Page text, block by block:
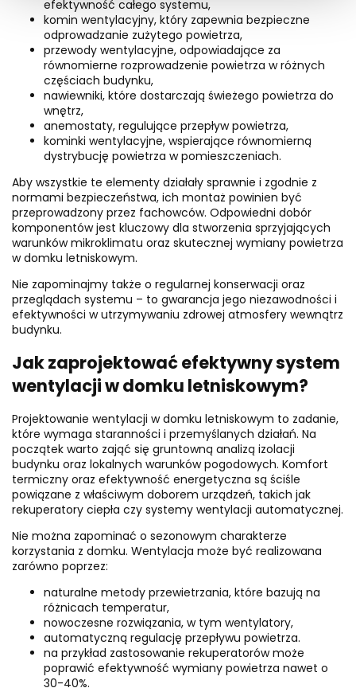
efektywność całego systemu,
komin wentylacyjny, który zapewnia bezpieczne
odprowadzanie zużytego powietrza,
przewody wentylacyjne, odpowiadające za
równomierne rozprowadzenie powietrza w różnych
częściach budynku,
nawiewniki, które dostarczają świeżego powietrza do
wnętrz,
anemostaty, regulujące przepływ powietrza,
kominki wentylacyjne, wspierające równomierną
dystrybucję powietrza w pomieszczeniach.
Aby wszystkie te elementy działały sprawnie i zgodnie z
normami bezpieczeństwa, ich montaż powinien być
przeprowadzony przez fachowców. Odpowiedni dobór
komponentów jest kluczowy dla stworzenia sprzyjających
warunków mikroklimatu oraz skutecznej wymiany powietrza
w domku letniskowym.
Nie zapominajmy także o regularnej konserwacji oraz
przeglądach systemu – to gwarancja jego niezawodności i
efektywności w utrzymywaniu zdrowej atmosfery wewnątrz
budynku.
Jak zaprojektować efektywny system
wentylacji w domku letniskowym?
Projektowanie wentylacji w domku letniskowym to zadanie,
które wymaga staranności i przemyślanych działań. Na
początek warto zająć się gruntowną analizą izolacji
budynku oraz lokalnych warunków pogodowych. Komfort
termiczny oraz efektywność energetyczna są ściśle
powiązane z właściwym doborem urządzeń, takich jak
rekuperatory ciepła czy systemy wentylacji automatycznej.
Nie można zapominać o sezonowym charakterze
korzystania z domku. Wentylacja może być realizowana
zarówno poprzez:
naturalne metody przewietrzania, które bazują na
różnicach temperatur,
nowoczesne rozwiązania, w tym wentylatory,
automatyczną regulację przepływu powietrza.
na przykład zastosowanie rekuperatorów może
poprawić efektywność wymiany powietrza nawet o
30-40%.